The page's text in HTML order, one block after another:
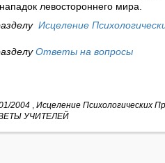
левостороннего мира.
Исцеление
Ответы на вопросы
2004 , Исцеление Психологических
УЧИТЕЛЕЙ